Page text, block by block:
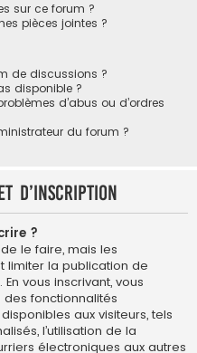
sur ce forum ?
pièces jointes ?
de discussions ?
disponible ?
d’abus ou d’ordres
du forum ?
d’inscription
?
le faire, mais les
limiter la publication de
vous inscrivant, vous
fonctionnalités
aux visiteurs, tels
l’utilisation de la
électroniques aux autres